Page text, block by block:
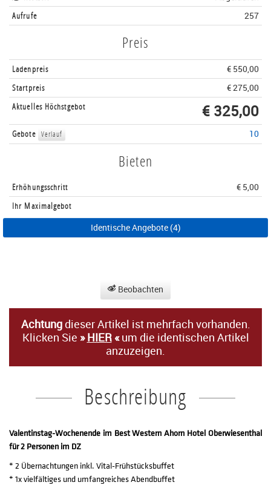
Aufrufe
257
Preis
Ladenpreis
€ 550,00
Startpreis
€ 275,00
Aktuelles Höchstgebot
€ 325,00
Gebote Verlauf 10
Bieten
Erhöhungsschritt
€ 5,00
Ihr Maximalgebot
Identische Angebote (4)
Beobachten
Achtungdieser Artikel ist mehrfach vorhanden.
Klicken Sie »HIER«um die identischen Artikel
anzuzeigen.
Beschreibung
Valentinstag-Wochenende im Best Western Ahorn Hotel Oberwiesenthal
für 2 Personen im DZ
* 2 Übernachtungen inkl. Vital-Frühstücksbuffet
* 1x vielfältiges und umfangreiches Abendbuffet